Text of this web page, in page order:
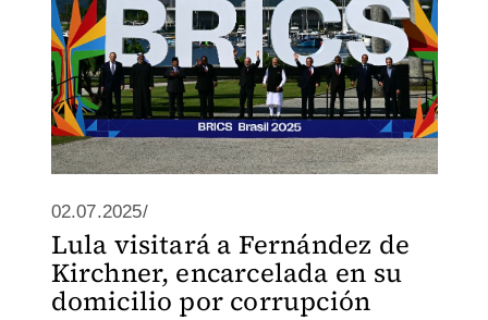
02.07.2025/
Lula visitará a Fernández de
Kirchner, encarcelada en su
domicilio por corrupción